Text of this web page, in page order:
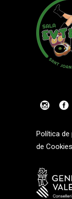
Política de
de Cookies